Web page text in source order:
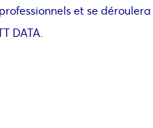
et se déroulera
DATA.